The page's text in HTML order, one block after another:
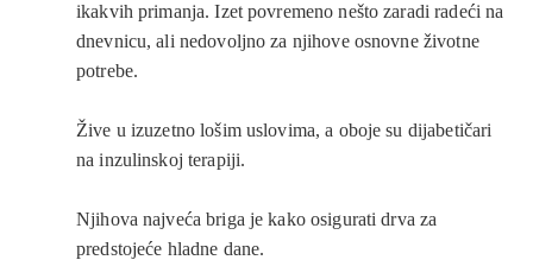
ikakvih primanja. Izet povremeno nešto zaradi radeći na
dnevnicu, ali nedovoljno za njihove osnovne životne
potrebe.
Žive u izuzetno lošim uslovima, a oboje su dijabetičari
na inzulinskoj terapiji.
Njihova najveća briga je kako osigurati drva za
predstojeće hladne dane.